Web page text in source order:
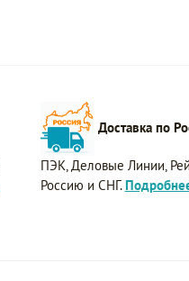
Доставка по
ПЭК, Деловые Линии,
Россию и СНГ.